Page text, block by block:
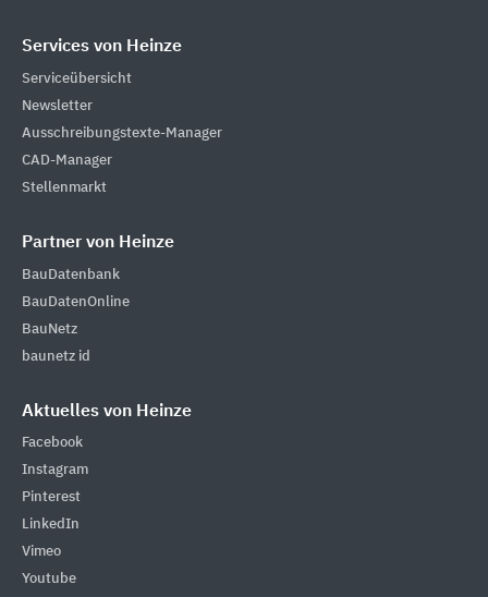
Services von Heinze
Serviceübersicht
Newsletter
Ausschreibungstexte-Manager
CAD-Manager
Stellenmarkt
Partner von Heinze
BauDatenbank
BauDatenOnline
BauNetz
baunetz id
Aktuelles von Heinze
Facebook
Instagram
Pinterest
LinkedIn
Vimeo
Youtube